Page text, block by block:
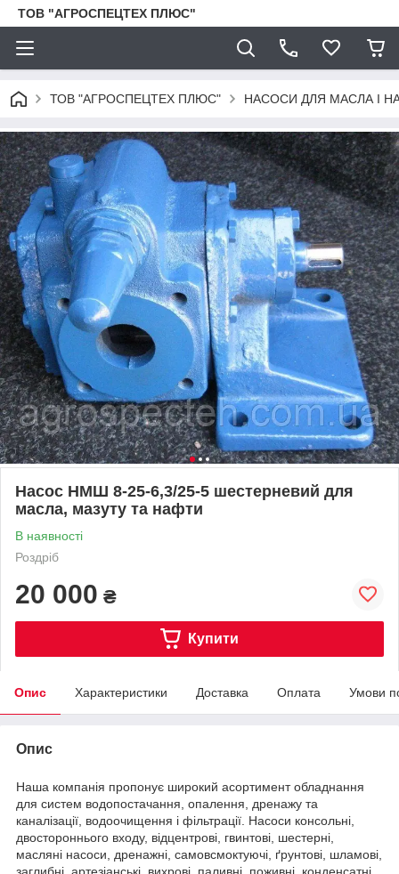
ТОВ "АГРОСПЕЦТЕХ ПЛЮС"
ТОВ "АГРОСПЕЦТЕХ ПЛЮС" НАСОСИ ДЛЯ МАСЛА І
Насос НМШ 8-25-6,3/25-5 шестерневий для
масла, мазуту та нафти
В наявності
Роздріб
20 000 ₴
Купити
Опис Характеристики Доставка Оплата Умови
Опис
Наша компанія пропонує широкий асортимент обладнання
для систем водопостачання, опалення, дренажу та
каналізації, водоочищення і фільтрації. Насоси консольні,
двостороннього входу, відцентрові, гвинтові, шестерні,
масляні насоси, дренажні, самовсмоктуючі, ґрунтові, шламові,
заглибні, артезіанські, вихрові, паливні, поживні, конденсатні,